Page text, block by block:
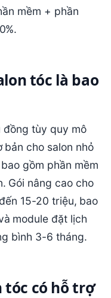
mềm + phần
tóc là bao
tùy quy mô
bản cho salon nhỏ
gồm phần mềm
Gói nâng cao cho
15-20 triệu, bao
module đặt lịch
bình 3-6 tháng.
tóc có hỗ trợ